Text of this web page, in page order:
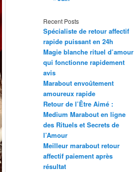
Recent Posts
Spécialiste de retour affectif
rapide puissant en 24h
Magie blanche rituel d’amour
qui fonctionne rapidement
avis
Marabout envoûtement
amoureux rapide
Retour de l’Être Aimé :
Medium Marabout en ligne
des Rituels et Secrets de
l’Amour
Meilleur marabout retour
affectif paiement après
résultat